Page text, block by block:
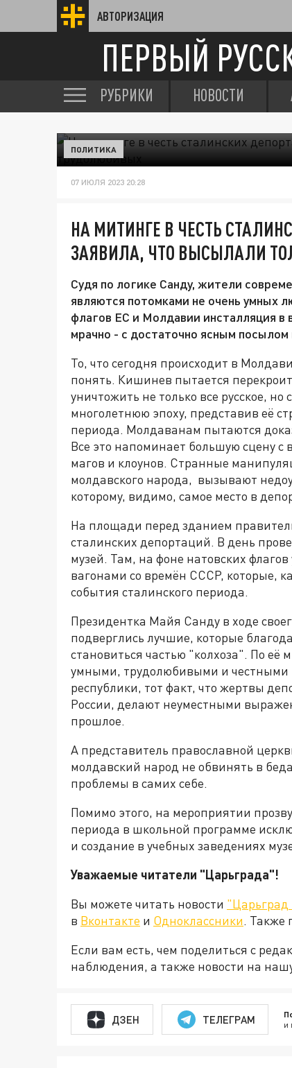
АВТОРИЗАЦИЯ
ПЕРВЫЙ
РУБРИКИ НОВОСТИ
ПОЛИТИКА
07 ИЮЛЯ 2023 20:28
НА МИТИНГЕ В ЧЕСТЬ
ЗАЯВИЛА, ЧТО ВЫСЫЛАЛИ
Судя по логике Санду, жители
являются потомками не очень умных
флагов ЕС и Молдавии инсталляция в
мрачно - с достаточно ясным
То, что сегодня происходит в
понять. Кишинев пытается
уничтожить не только все русское,
многолетнюю эпоху, представив её
периода. Молдаванам пытаются
Все это напоминает большую сцену
магов и клоунов. Странные
молдавского народа, вызывают
которому, видимо, самое место в
На площади перед зданием
сталинских депортаций. В день
музей. Там, на фоне натовских
вагонами со времён СССР, которые,
события сталинского периода.
Президентка Майя Санду в ходе
подверглись лучшие, которые
становиться частью "колхоза". По
умными, трудолюбивыми и честными
республики, тот факт, что жертвы
России, делают неуместными
прошлое.
А представитель православной
молдавский народ не обвинять в
проблемы в самих себе.
Помимо этого, на мероприятии
периода в школьной программе
и создание в учебных заведениях
Уважаемые читатели "Царьграда"!
Вы можете читать новости
в Вконтакте и Одноклассники. Также
Если вам есть, чем поделиться с
наблюдения, а также новости на
ДЗЕН ТЕЛЕГРАМ и